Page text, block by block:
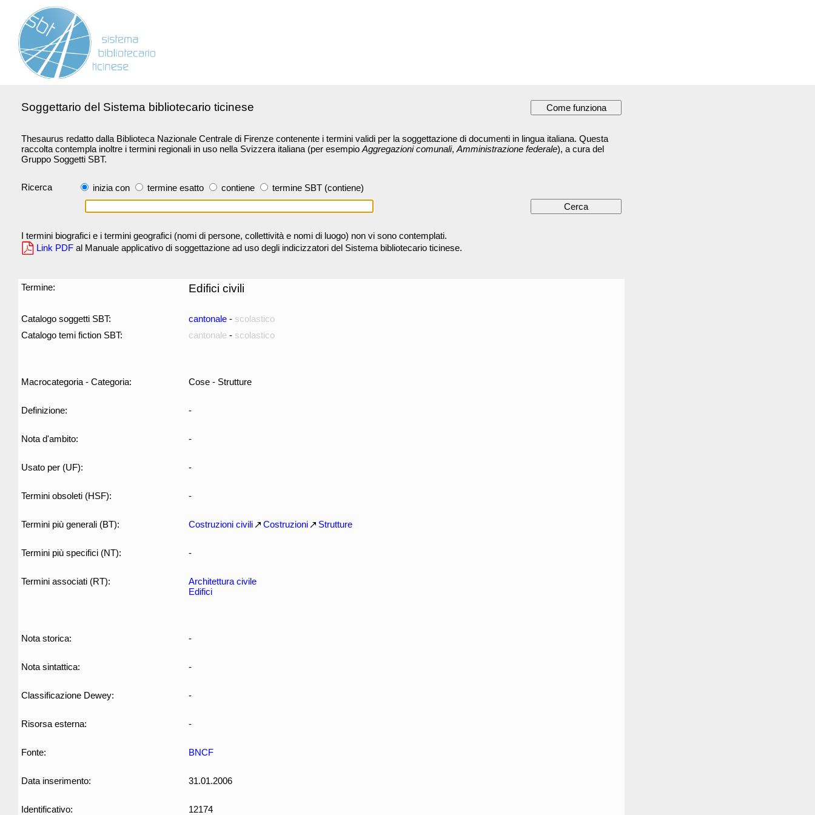
Soggettario del Sistema bibliotecario ticinese
Thesaurus redatto dalla Biblioteca Nazionale Centrale di Firenze contenente i termini validi per la soggettazione di documenti in lingua italiana. Questa
raccolta contempla inoltre i termini regionali in uso nella Svizzera italiana (per esempio Aggregazioni comunali, Amministrazione federale), a cura del
Gruppo Soggetti SBT.
Ricerca inizia con termine esatto contiene termine SBT (contiene)
I termini biografici e i termini geografici (nomi di persone, collettività e nomi di luogo) non vi sono contemplati.
Link PDF al Manuale applicativo di soggettazione ad uso degli indicizzatori del Sistema bibliotecario ticinese.
Termine: Edifici civili
Catalogo soggetti SBT: cantonale - scolastico
Catalogo temi fiction SBT:
cantonale - scolastico
Macrocategoria - Categoria: Cose - Strutture
Definizione: -
Nota d'ambito: -
Usato per (UF): -
Termini obsoleti (HSF): -
Termini più generali (BT): Costruzioni civili Costruzioni Strutture
Termini più specifici (NT): -
Termini associati (RT):
Architettura civile
Edifici
Nota storica: -
Nota sintattica: -
Classificazione Dewey: -
Risorsa esterna: -
Fonte: BNCF
Data inserimento: 31.01.2006
Identificativo: 12174